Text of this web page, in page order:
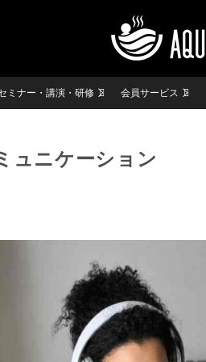
ミナー・講演・研修 会員サービス
ュニケーション